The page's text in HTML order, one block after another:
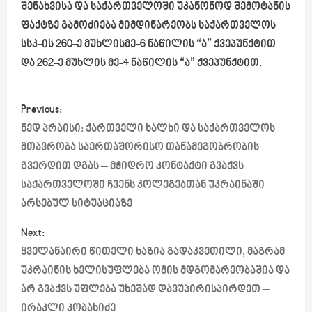
შენახვისა და საქართველოში უკანონოდ შემოტანის
ფაქტზე გამოძიება მიმდინარეობს საქართველოს
სსკ-ის 260-ე მუხლისმე-6 ნაწილის “ა” ქვეპუნქტით
და 262-ე მუხლის მე-4 ნაწილის “ა” ქვეპუნქტით.
P
o
s
t
a
v
Previous:
ნედ პრაისი: ქართველი ხალხი და საქართველოს
მთავრობა საერთაშორისო თანამეგობრობის
გვერდით დგას – მჭიდრო კონტაქტი გვაქვს
საქართველოში ჩვენს კოლეგებთან უკრაინაში
არსებულ სიტუაციაზე
Next:
ყველანაირი წითელი ხაზია გადაკვეთილი, მაგრამ
უკრაინის ხელისუფლება ომის მდგომარეობაშია და
არ გვაქვს უფლება უხეშად დავუპირისპირდეთ –
ირაკლი კობახიძე